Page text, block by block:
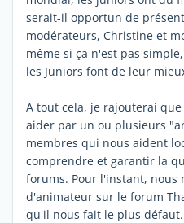
serait-il opportun de
modérateurs, Christine et
même si ça n'est pas
les Juniors font de leur
A tout cela, je rajouterai
aider par un ou plusieurs
membres qui nous aident
comprendre et garantir la
forums. Pour l'instant, nous
d'animateur sur le forum
qu'il nous fait le plus